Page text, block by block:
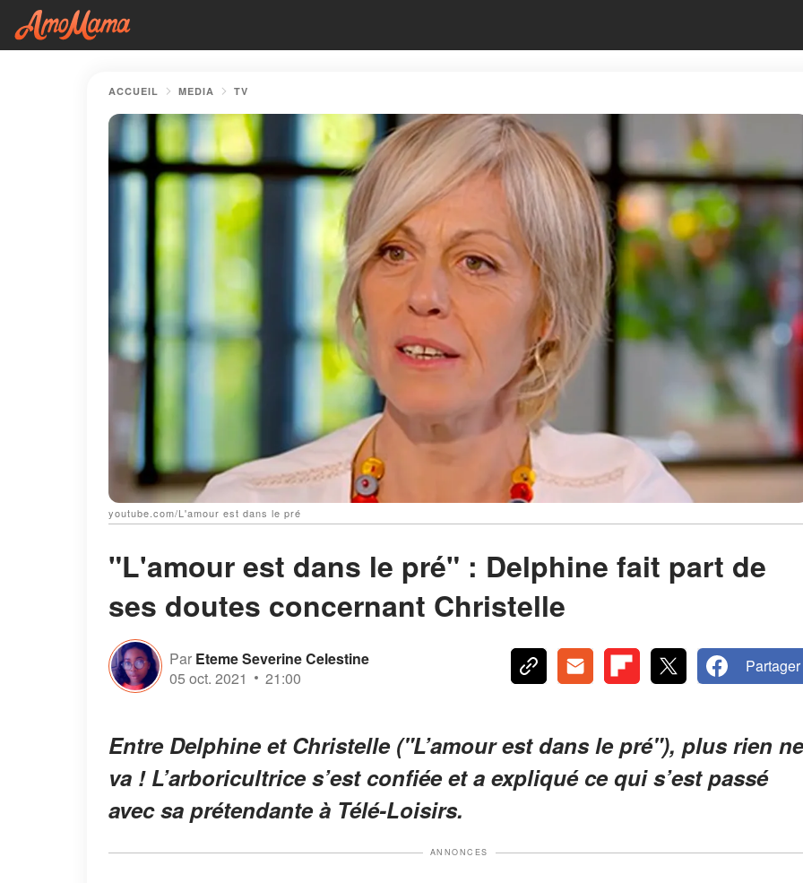
ACCUEIL MEDIA TV
youtube.com/L'amour est dans le pré
"L'amour est dans le pré" : Delphine fait part de
ses doutes concernant Christelle
Par Eteme Severine Celestine
05 oct. 2021
21:00
Partager
Entre Delphine et Christelle ("L’amour est dans le pré"), plus rien ne
va ! L’arboricultrice s’est confiée et a expliqué ce qui s’est passé
avec sa prétendante à Télé-Loisirs.
ANNONCES